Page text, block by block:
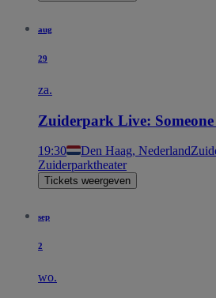
aug
29
za.
Zuiderpark Live:
19:30 Den Haag, Nederland
Zuiderparktheater
Tickets weergeven
sep
2
wo.